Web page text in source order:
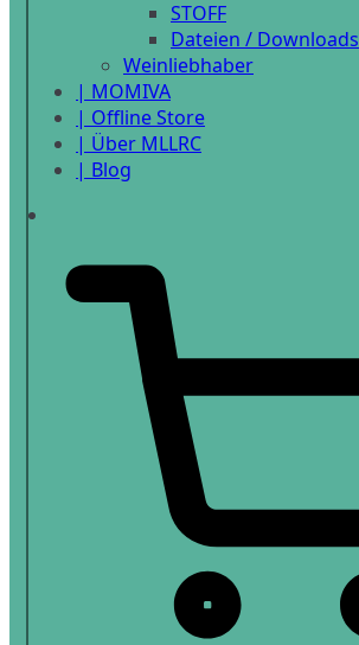
STOFF
Dateien / Downloads
Weinliebhaber
| MOMIVA
| Offline Store
| Über MLLRC
| Blog